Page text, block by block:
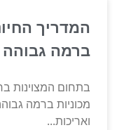
המדריך
ברמה גבוהה
בתחום המצוינות
מכוניות ברמה
ואריכות...